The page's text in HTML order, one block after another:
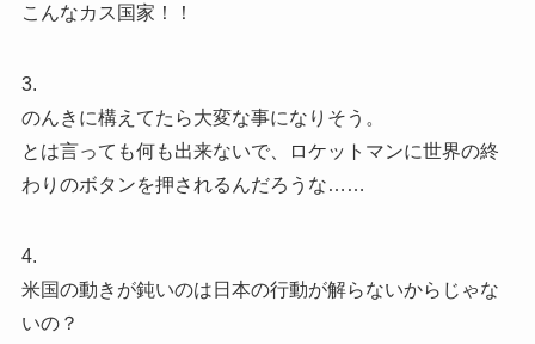
こんなカス国家！！
3.
のんきに構えてたら大変な事になりそう。
とは言っても何も出来ないで、ロケットマンに世界の終
わりのボタンを押されるんだろうな……
4.
米国の動きが鈍いのは日本の行動が解らないからじゃな
いの？